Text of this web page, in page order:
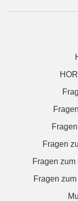
Fragen
Fragen
Fragen